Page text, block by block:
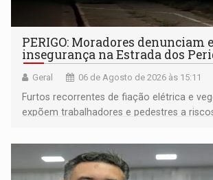
PERIGO: Moradores denunciam
insegurança na Estrada dos
Geral 06 de Agosto de 2026 às 15:11
Furtos recorrentes de fiação elétrica e
expõem trabalhadores e pedestres a